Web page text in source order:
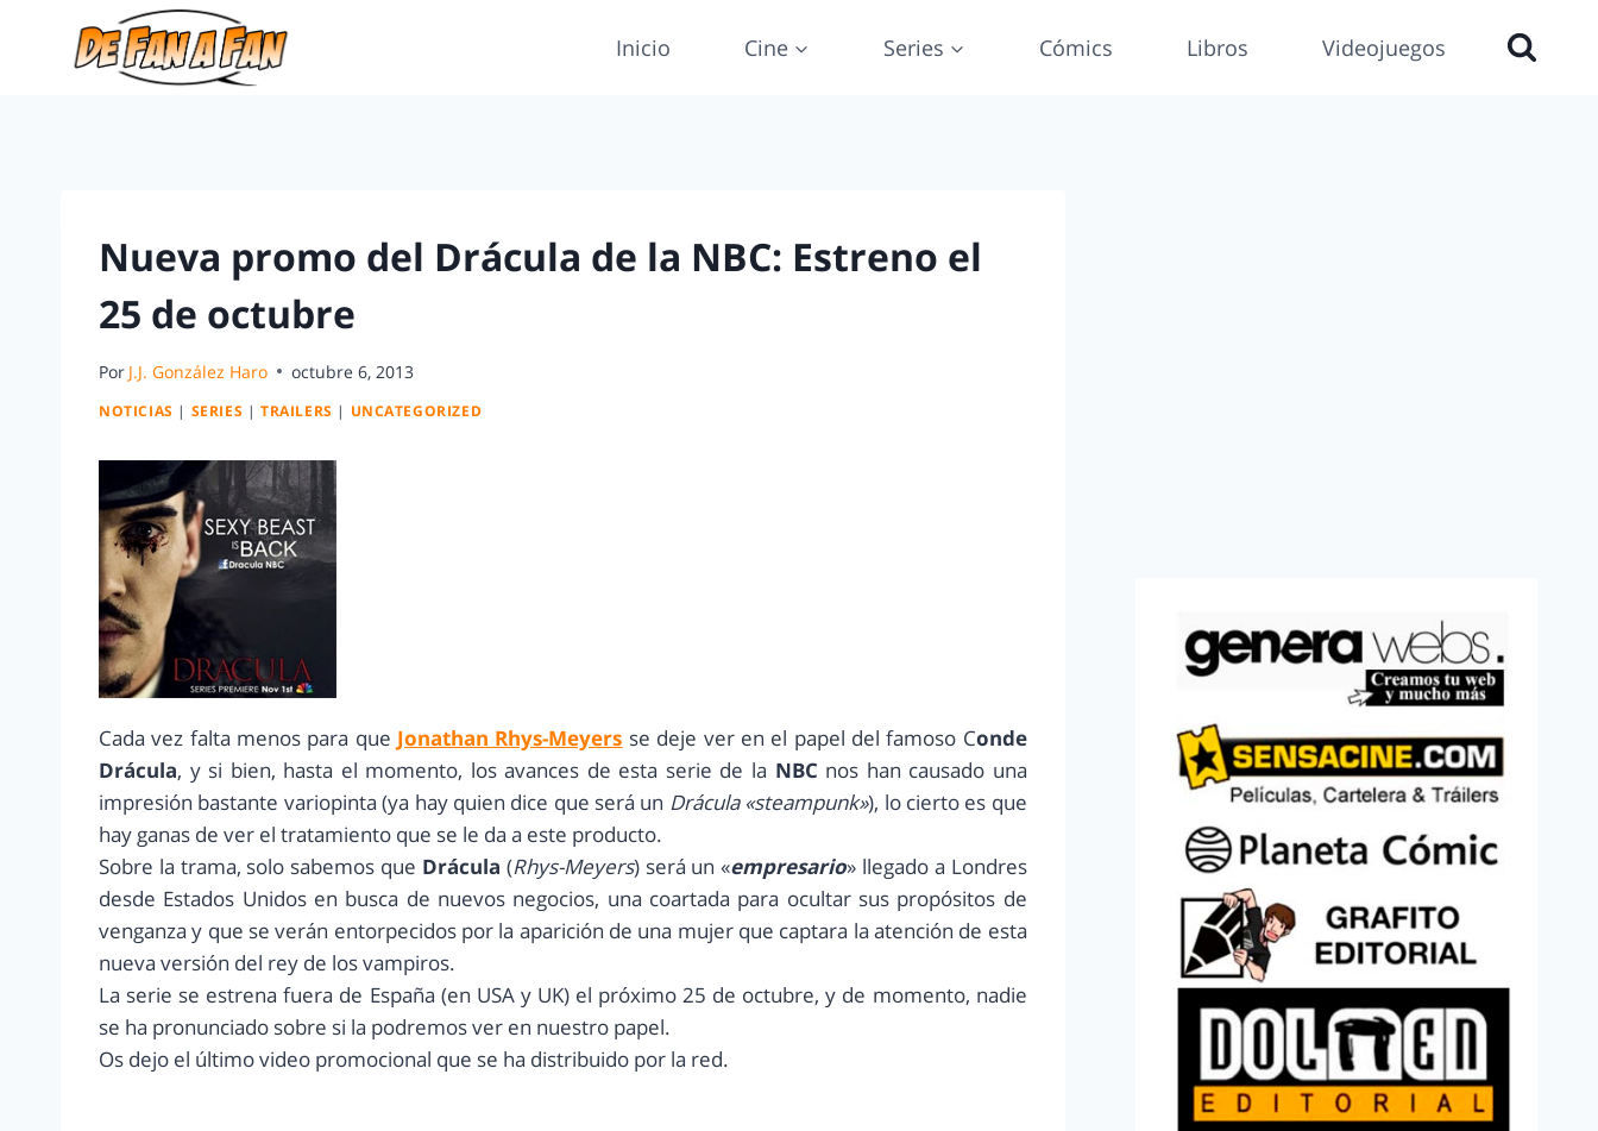
Inicio Cine Series Cómics Libros Videojuegos
Nueva promo del Drácula de la NBC: Estreno el
25 de octubre
Por J.J. González Haro octubre 6, 2013
NOTICIAS | SERIES | TRAILERS | UNCATEGORIZED
Cada vez falta menos para que Jonathan Rhys-Meyers se deje ver en el papel del famoso Conde
Drácula, y si bien, hasta el momento, los avances de esta serie de la NBC nos han causado una
impresión bastante variopinta (ya hay quien dice que será un Drácula «steampunk»), lo cierto es que
hay ganas de ver el tratamiento que se le da a este producto.
Sobre la trama, solo sabemos que Drácula (Rhys-Meyers) será un «empresario» llegado a Londres
desde Estados Unidos en busca de nuevos negocios, una coartada para ocultar sus propósitos de
venganza y que se verán entorpecidos por la aparición de una mujer que captara la atención de esta
nueva versión del rey de los vampiros.
La serie se estrena fuera de España (en USA y UK) el próximo 25 de octubre, y de momento, nadie
se ha pronunciado sobre si la podremos ver en nuestro papel.
Os dejo el último video promocional que se ha distribuido por la red.